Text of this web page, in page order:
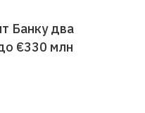
Банку два
€330 млн